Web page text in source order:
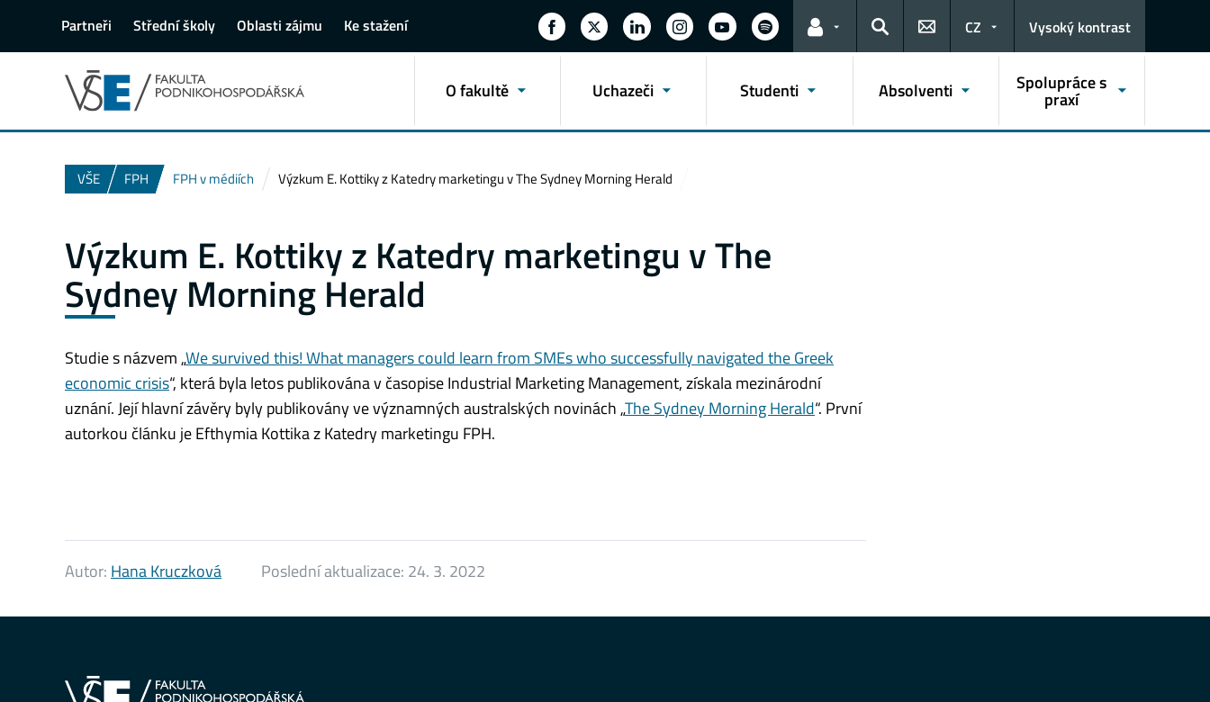
Partneři Střední školy Oblasti zájmu Ke stažení
Odkazy pro uživatele
Hledat
CZ Vysoký kontrast
O fakultě Uchazeči Studenti Absolventi Spolupráce s
praxí
VŠE FPH FPH v médiích Výzkum E. Kottiky z Katedry marketingu v The Sydney Morning Herald
Výzkum E. Kottiky z Katedry marketingu v The
Sydney Morning Herald
Studie s názvem „We survived this! What managers could learn from SMEs who successfully navigated the Greek
economic crisis“, která byla letos publikována v časopise Industrial Marketing Management, získala mezinárodní
uznání. Její hlavní závěry byly publikovány ve významných australských novinách „The Sydney Morning Herald“. První
autorkou článku je Efthymia Kottika z Katedry marketingu FPH.
Autor: Hana Kruczková Poslední aktualizace: 24. 3. 2022